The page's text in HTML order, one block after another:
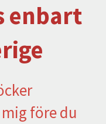
enbart
före du